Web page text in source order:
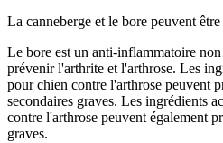
La canneberge et le bore peuvent
Le bore est un anti-inflammatoire
prévenir l'arthrite et l'arthrose. Les
pour chien contre l'arthrose peuvent
secondaires graves. Les ingrédients
contre l'arthrose peuvent également
graves.